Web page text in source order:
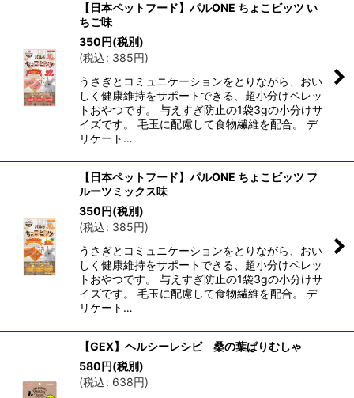
【日本ペットフード】パルONE ちょこビッツ い
ちご味
350円(税別)
(税込: 385円)
うさぎとコミュニケーションをとりながら、おい
しく健康維持をサポートできる、超小分けペレッ
トおやつです。 与えすぎ防止の1袋3gの小分けサ
イズです。 毛玉に配慮して食物繊維を配合。 デ
リケート…
【日本ペットフード】パルONE ちょこビッツ フ
ルーツミックス味
350円(税別)
(税込: 385円)
うさぎとコミュニケーションをとりながら、おい
しく健康維持をサポートできる、超小分けペレッ
トおやつです。 与えすぎ防止の1袋3gの小分けサ
イズです。 毛玉に配慮して食物繊維を配合。 デ
リケート…
【GEX】ヘルシーレシピ 桑の葉ぱりむしゃ
580円(税別)
(税込: 638円)